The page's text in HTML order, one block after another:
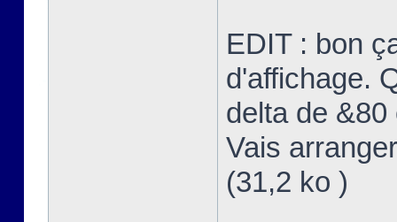
EDIT : bon
d'affichage.
delta de
Vais
(31,2 ko )